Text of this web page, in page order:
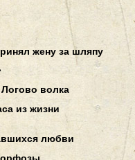
жену за шляпу
волка
из жизни
любви